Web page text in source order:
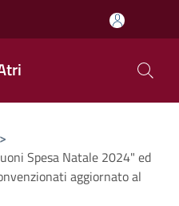
>
Spesa Natale 2024" ed
aggiornato al